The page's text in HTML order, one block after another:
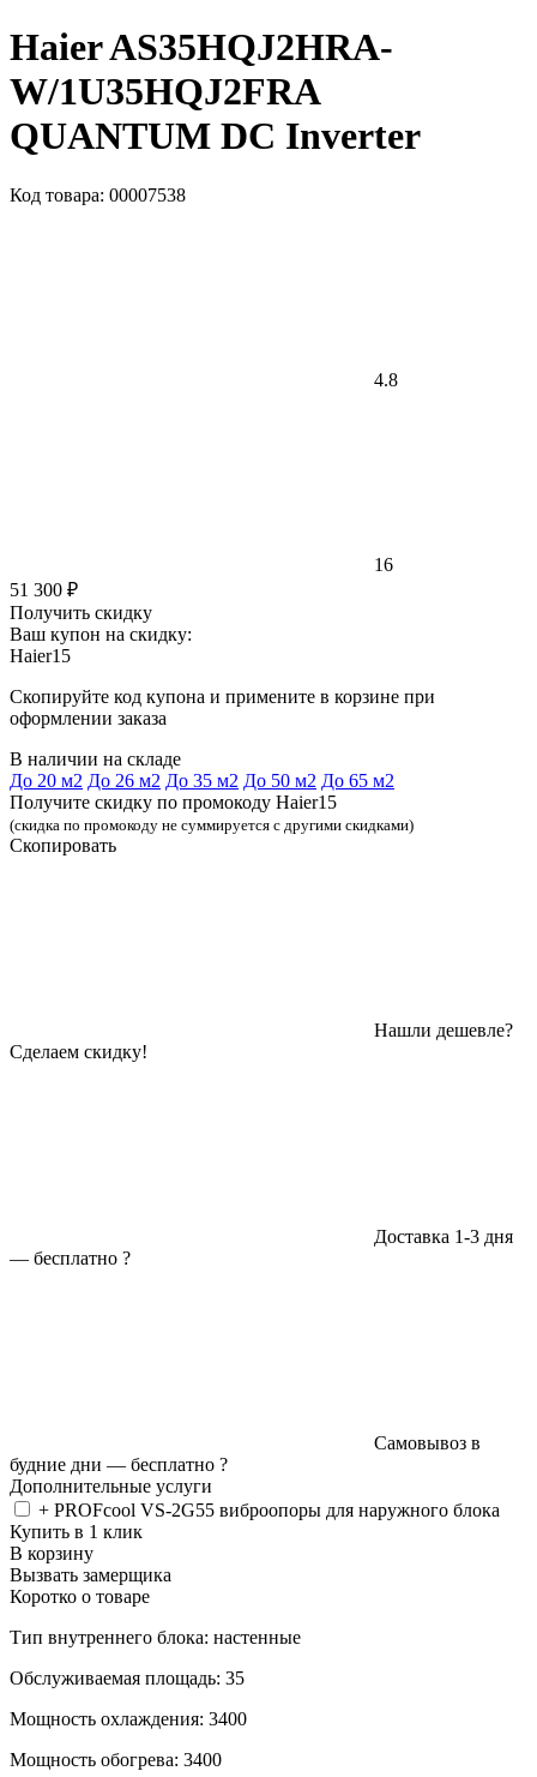
Haier AS35HQJ2HRA-
W/1U35HQJ2FRA
QUANTUM DC Inverter
Код товара: 00007538
4.8
16
51 300 ₽
Получить скидку
Ваш купон на скидку:
Haier15
Скопируйте код купона и примените в корзине при
оформлении заказа
В наличии на складе
До 20 м2 До 26 м2 До 35 м2 До 50 м2 До 65 м2
Получите скидку по промокоду Haier15
(скидка по промокоду не суммируется с другими скидками)
Скопировать
Нашли дешевле?
Сделаем скидку!
Доставка 1-3 дня
— бесплатно ?
Самовывоз в
будние дни — бесплатно ?
Дополнительные услуги
+ PROFcool VS-2G55 виброопоры для наружного блока
Купить в 1 клик
В корзину
Вызвать замерщика
Коротко о товаре
Тип внутреннего блока: настенные
Обслуживаемая площадь: 35
Мощность охлаждения: 3400
Мощность обогрева: 3400